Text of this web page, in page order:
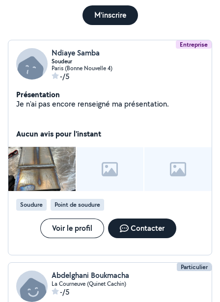
M'inscrire
Entreprise
Ndiaye Samba
Soudeur
Paris (Bonne Nouvelle 4)
-/5
Présentation
Je n'ai pas encore renseigné ma présentation.
Aucun avis pour l'instant
Soudure Point de soudure
Voir le profil Contacter
Particulier
Abdelghani Boukmacha
La Courneuve (Quinet Cachin)
-/5